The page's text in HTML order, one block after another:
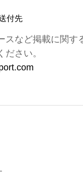
付先
スなど掲載に関す
ださい。